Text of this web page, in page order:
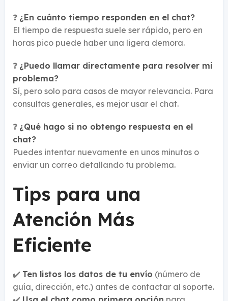
❓ ¿En cuánto tiempo responden en el chat?
El tiempo de respuesta suele ser rápido, pero en
horas pico puede haber una ligera demora.
❓ ¿Puedo llamar directamente para resolver mi
problema?
Sí, pero solo para casos de mayor relevancia. Para
consultas generales, es mejor usar el chat.
❓ ¿Qué hago si no obtengo respuesta en el
chat?
Puedes intentar nuevamente en unos minutos o
enviar un correo detallando tu problema.
Tips para una
Atención Más
Eficiente
✔️ Ten listos los datos de tu envío (número de
guía, dirección, etc.) antes de contactar al soporte.